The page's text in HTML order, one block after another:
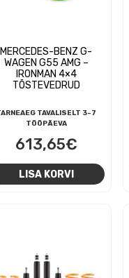
MERCEDES-BENZ G-
WAGEN G55 AMG –
IRONMAN 4×4
TÕSTEVEDRUD
TAVALISELT 3-7
TÖÖPÄEVA
613,65€
LISA KORVI